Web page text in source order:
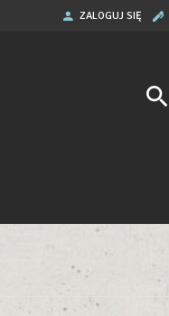
ZALOGUJ SIĘ